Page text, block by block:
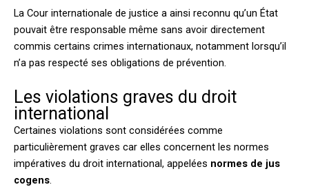
La Cour internationale de justice a ainsi reconnu qu’un État
pouvait être responsable même sans avoir directement
commis certains crimes internationaux, notamment lorsqu’il
n’a pas respecté ses obligations de prévention.
Les violations graves du droit
international
Certaines violations sont considérées comme
particulièrement graves car elles concernent les normes
impératives du droit international, appelées normes de jus
cogens.